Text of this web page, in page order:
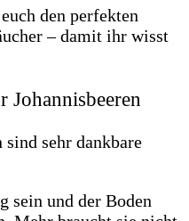
den perfekten
– damit ihr wisst
Johannisbeeren
sind sehr dankbare
sein und der Boden